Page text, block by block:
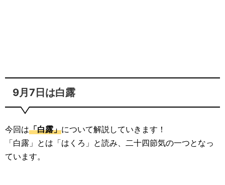
9月7日は白露
今回は「白露」について解説していきます！
「白露」とは「はくろ」と読み、二十四節気の一つとなっ
ています。